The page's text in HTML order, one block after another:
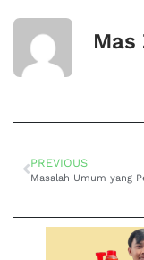
Mas
PREVIOUS
Masalah Umum yang